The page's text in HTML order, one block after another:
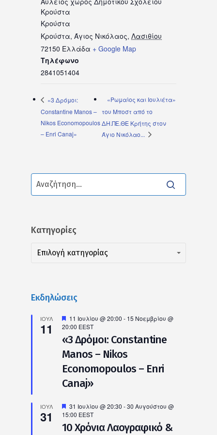
Κρούστα
Κρούστα
Κρούστα, Άγιος Νικόλαος, Λασιθίου
72150 Ελλάδα + Google Map
Τηλέφωνο
2841051404
«3 Δρόμοι:
Constantine Manos –
Nikos Economopoulos
– Enri Canaj»
«Ρωμαίος και Ιουλιέτα»
του Μποστ από το
ΔΗ.ΠΕ.ΘΕ Κρήτης στον
Άγιο Νικόλαο...
Kατηγορίες
Kατηγορίες
Επιλογή κατηγορίας
Kατηγορίες
Εκδηλώσεις
ΙΟΎΛ
11
Προτεινόμενο
11 Ιουλίου @ 20:00 - 15 Νοεμβρίου @
20:00 EEST
«3 Δρόμοι: Constantine
Manos – Nikos
Economopoulos – Enri
Canaj»
ΙΟΎΛ
31
Προτεινόμενο
31 Ιουλίου @ 20:30 -30 Αυγούστου @
15:00 EEST
10 Χρόνια Λαογραφικό &